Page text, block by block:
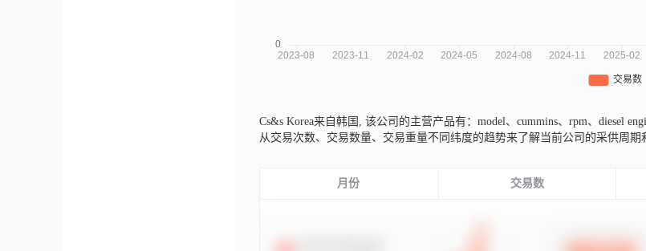
Cs&s Korea来自韩国, 该公司的主营产品有：model、cummins、rpm、diesel
从交易次数、交易数量、交易重量不同纬度的趋势来了解当前公司的采供周期
月份 交易数